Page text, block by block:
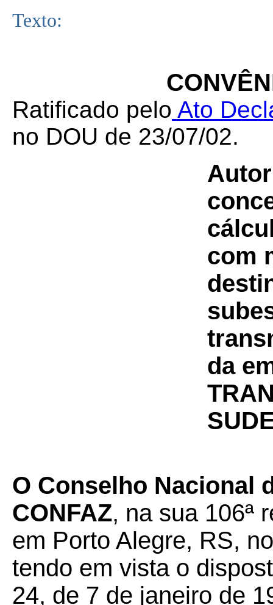
Texto:
Ratificado pelo Ato
no DOU de 23/07/02.
com
da
O Conselho Nacional
CONFAZ, na sua 106ª
em Porto Alegre, RS,
tendo em vista o
24, de 7 de janeiro de